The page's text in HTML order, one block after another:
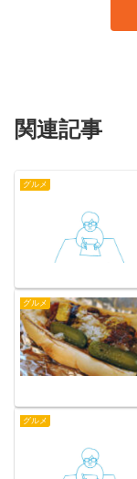
関連記事
グルメ
グルメ
グルメ